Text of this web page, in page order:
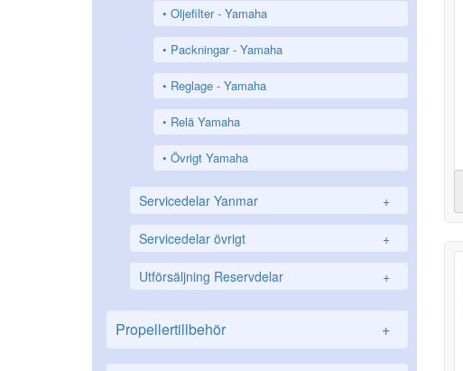
Oljefilter - Yamaha
Packningar - Yamaha
Reglage - Yamaha
Relä Yamaha
Övrigt Yamaha
Servicedelar Yanmar +
Servicedelar övrigt +
Utförsäljning Reservdelar +
Propellertillbehör +